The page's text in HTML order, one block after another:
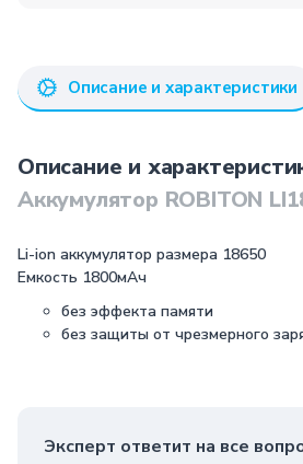
Описание и характеристики
Описание и
Аккумулятор ROBITON
Li-ion аккумулятор размера 18650
Емкость 1800мАч
без эффекта памяти
без защиты от чрезмерного
Эксперт ответит на все